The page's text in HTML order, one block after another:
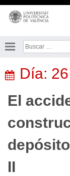
Saltar
contenido
Buscar:
Día:
El
II